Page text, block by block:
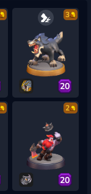
3
20
2
20